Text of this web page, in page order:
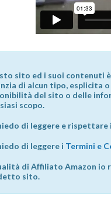
sito ed i suoi contenuti
di alcun tipo, esplicita
del sito o delle
scopo.
di leggere e rispettare
di leggere i Termini e
di Affiliato Amazon io
sito.